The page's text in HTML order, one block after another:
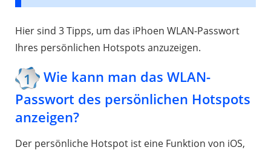
Hier sind 3 Tipps, um das iPhoen WLAN-Passwort
Ihres persönlichen Hotspots anzuzeigen.
1
Wie kann man das WLAN-
Passwort des persönlichen Hotspots
anzeigen?
Der persönliche Hotspot ist eine Funktion von iOS,